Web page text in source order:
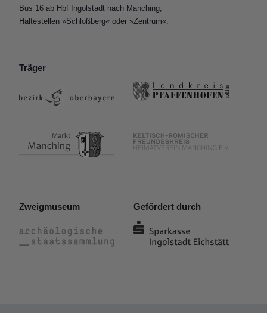
Bus 16 ab Hbf Ingolstadt nach Manching,
Haltestellen »Schloßberg« oder »Zentrum«.
Träger
Zweigmuseum Gefördert durch